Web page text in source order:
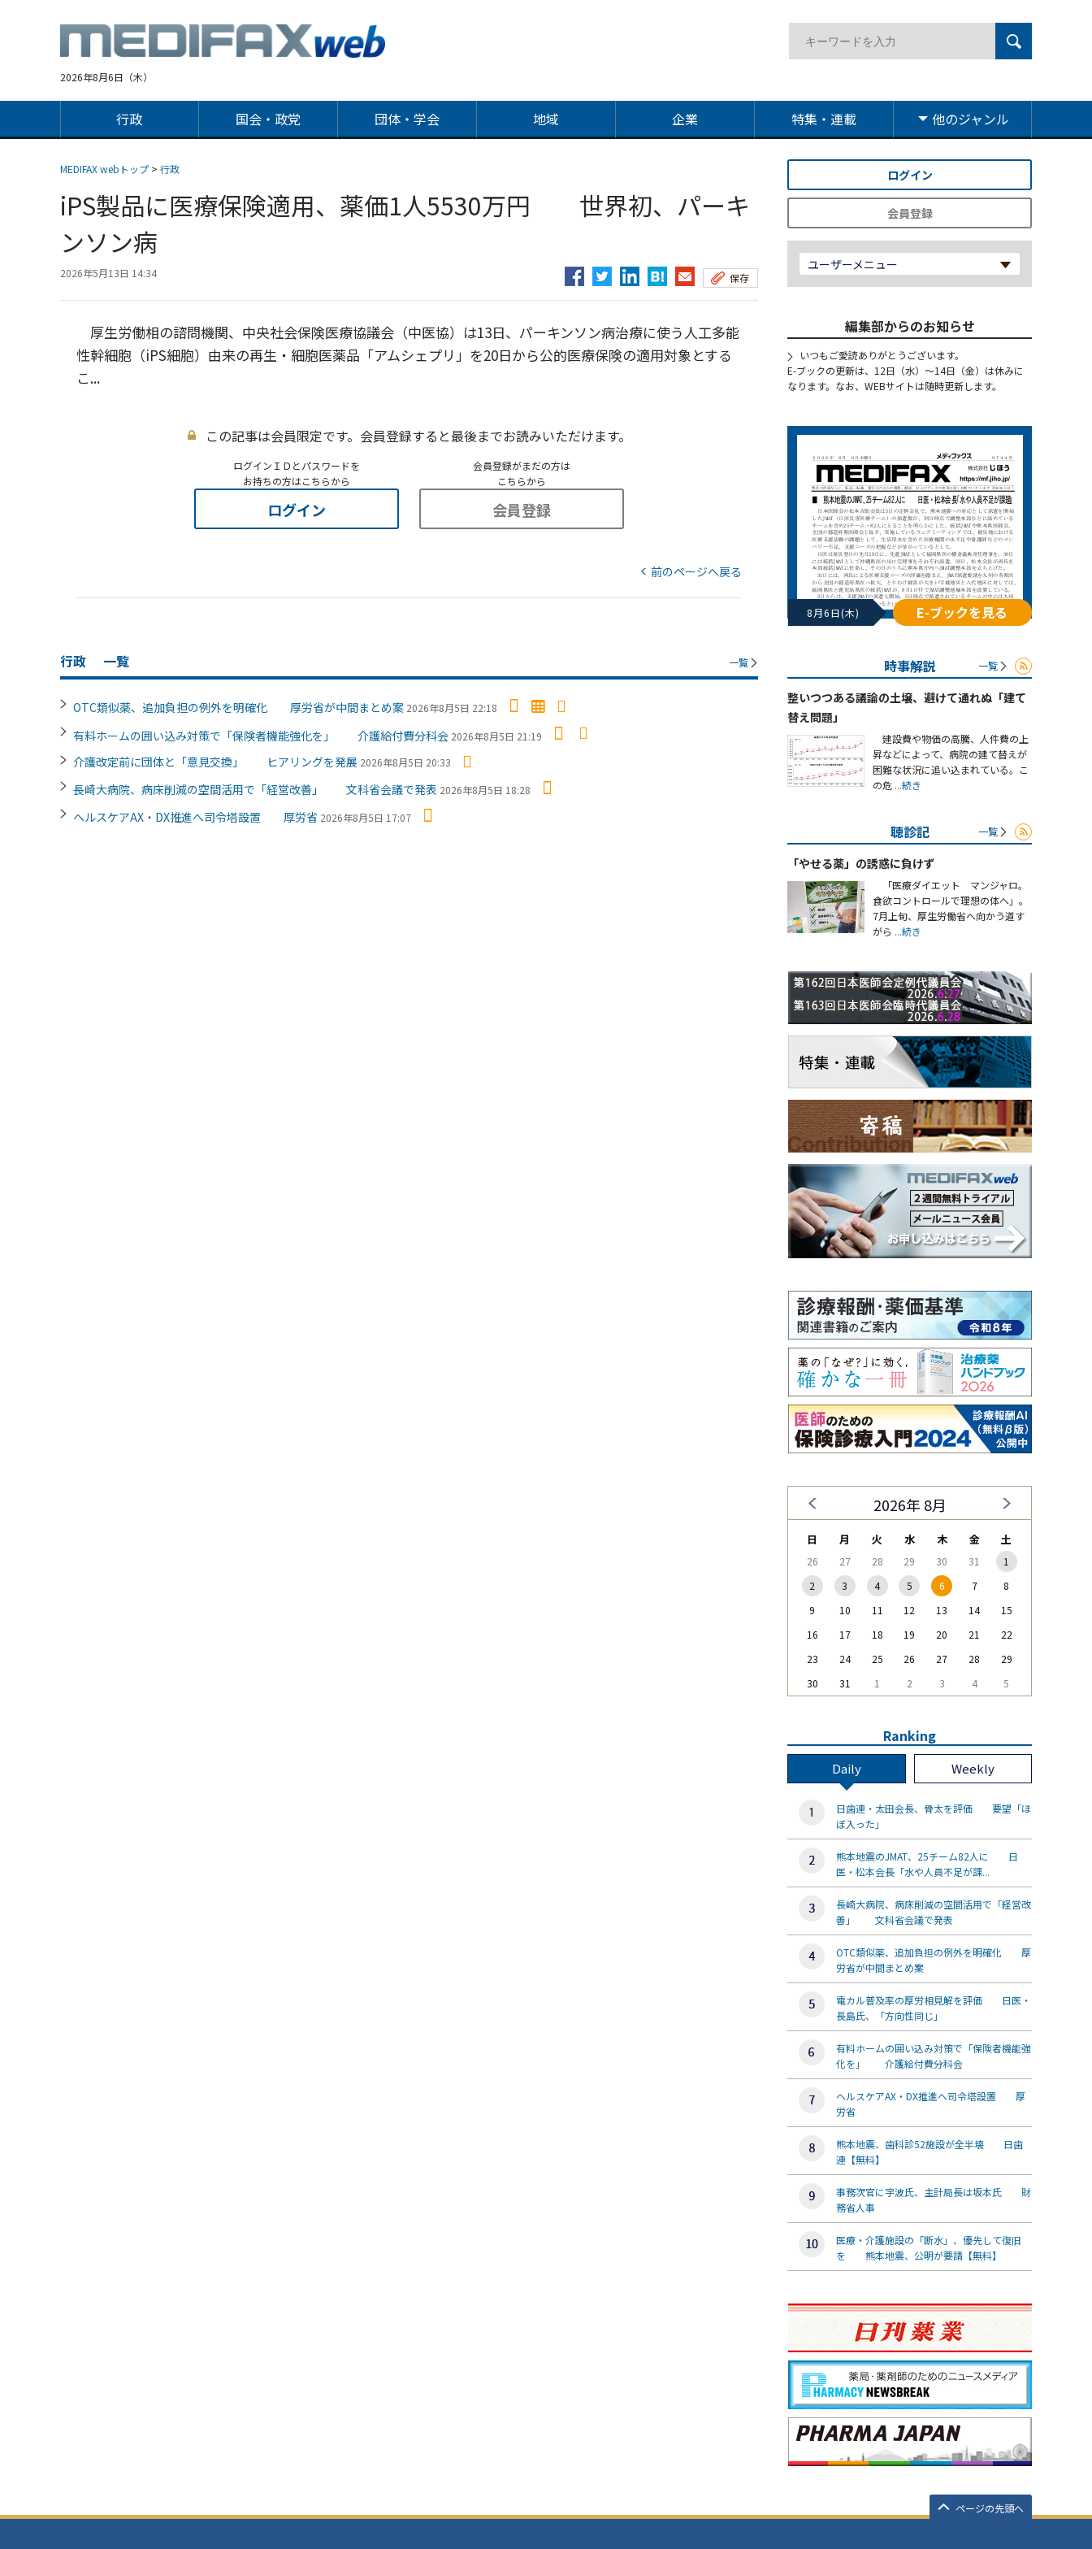
2026年8月6日（木）
行政 国会・政党 団体・学会 地域 企業 特集・連載 他のジャンル
MEDIFAX webトップ > 行政
iPS製品に医療保険適用、薬価1人5530万円 世界初、パーキ
ンソン病
2026年5月13日 14:34 保存
厚生労働相の諮問機関、中央社会保険医療協議会（中医協）は13日、パーキンソン病治療に使う人工多能
性幹細胞（iPS細胞）由来の再生・細胞医薬品「アムシェプリ」を20日から公的医療保険の適用対象とする
こ...
この記事は会員限定です。会員登録すると最後までお読みいただけます。
ログインＩＤとパスワードを
お持ちの方はこちらから
ログイン
会員登録がまだの方は
こちらから
会員登録
前のページへ戻る
行政 一覧 一覧
OTC類似薬、追加負担の例外を明確化 厚労省が中間まとめ案 2026年8月5日 22:18
有料ホームの囲い込み対策で「保険者機能強化を」 介護給付費分科会 2026年8月5日 21:19
介護改定前に団体と「意見交換」 ヒアリングを発展 2026年8月5日 20:33
長崎大病院、病床削減の空間活用で「経営改善」 文科省会議で発表 2026年8月5日 18:28
ヘルスケアAX・DX推進へ司令塔設置 厚労省 2026年8月5日 17:07
ログイン
会員登録
ユーザーメニュー
編集部からのお知らせ
いつもご愛読ありがとうございます。
E-ブックの更新は、12日（水）～14日（金）は休みに
なります。なお、WEBサイトは随時更新します。
8月6日(木) E-ブックを見る
時事解説 一覧
整いつつある議論の土壌、避けて通れぬ「建て
替え問題」
建設費や物価の高騰、人件費の上
昇などによって、病院の建て替えが
困難な状況に追い込まれている。こ
の危 ...続き
聴診記 一覧
「やせる薬」の誘惑に負けず
「医療ダイエット マンジャロ。
食欲コントロールで理想の体へ」。
7月上旬、厚生労働省へ向かう道す
がら ...続き
2026年 8月
日 月 火 水 木 金 土
26 27 28 29 30 31
1
2
3 4 5 6 7
8
9
10 11 12 13 14
15
16
17 18 19 20 21
22
23
24 25 26 27 28
29
30
31 1 2 3 4 5
Ranking
Daily Weekly
日歯連・太田会長、骨太を評価 要望「ほ
ぼ入った」
熊本地震のJMAT、25チーム82人に 日
医・松本会長「水や人員不足が課...
長崎大病院、病床削減の空間活用で「経営改
善」 文科省会議で発表
OTC類似薬、追加負担の例外を明確化 厚
労省が中間まとめ案
電カル普及率の厚労相見解を評価 日医・
長島氏、「方向性同じ」
有料ホームの囲い込み対策で「保険者機能強
化を」 介護給付費分科会
ヘルスケアAX・DX推進へ司令塔設置 厚
労省
熊本地震、歯科診52施設が全半壊 日歯
連【無料】
事務次官に宇波氏、主計局長は坂本氏 財
務省人事
医療・介護施設の「断水」、優先して復旧
を 熊本地震、公明が要請【無料】
ページの先頭へ